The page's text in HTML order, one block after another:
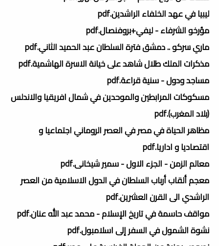
ليبيا في عهد الخلفاء الراشدين.pdf
مؤرخو الشرفاء - ليفي+بروفنصال.pdf
ماري سركو .. دمشق فترة السلطان عبد الحميد الثاني.pdf
مذكرات الملك طلال شاهد على خيانة الاسرة الهاشمية.pdf
مساجد ودول - سنية قراعة.pdf
مسكوكات المرابطين والموحدين في شمال افريقيا والاندلس
(بلاد المغرب).pdf
مظاهر الحياة في مصر في العصر الروماني اجتماعيا و
اقتصاديا و اداريا.pdf
معالم الزمن - الجزء الاول - سمير شيخانى.pdf
معجم ألقاب أرباب السلطان في الدول الاسلامية من العصر
الراشدي الى القرن العشرين.pdf
مواقف حاسمة في تاريخ الإسلام - محمد عبد الله عنان.pdf
نشوة الشمول في السفر إلى اسلامبول.pdf